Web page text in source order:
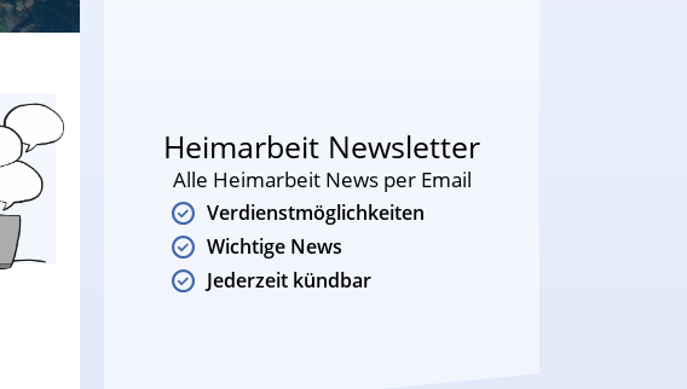
Heimarbeit Newsletter
Alle Heimarbeit News per Email
Verdienstmöglichkeiten
Wichtige News
Jederzeit kündbar